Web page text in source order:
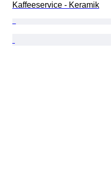
Kaffeeservice - Keramik